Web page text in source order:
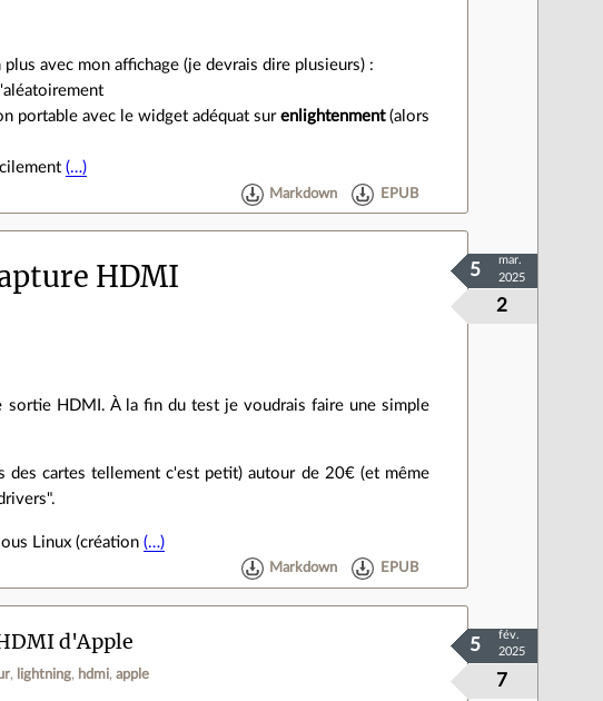
avec mon affichage (je devrais dire plusieurs) :
portable avec le widget adéquat sur enlightenment(alors
(…)
Markdown EPUB
HDMI
2
5
mar.
2025
sortie HDMI. À la fin du test je voudrais faire une simple
des cartes tellement c'est petit) autour de 20€ (et même
Linux (création(…)
Markdown EPUB
d'Apple
lightning hdmi apple 7
5
fév.
2025